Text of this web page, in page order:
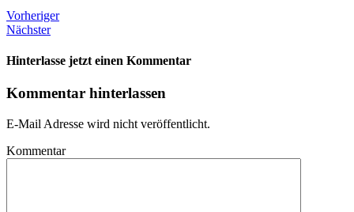
Vorheriger
Nächster
Hinterlasse jetzt einen Kommentar
Kommentar hinterlassen
E-Mail Adresse wird nicht veröffentlicht.
Kommentar